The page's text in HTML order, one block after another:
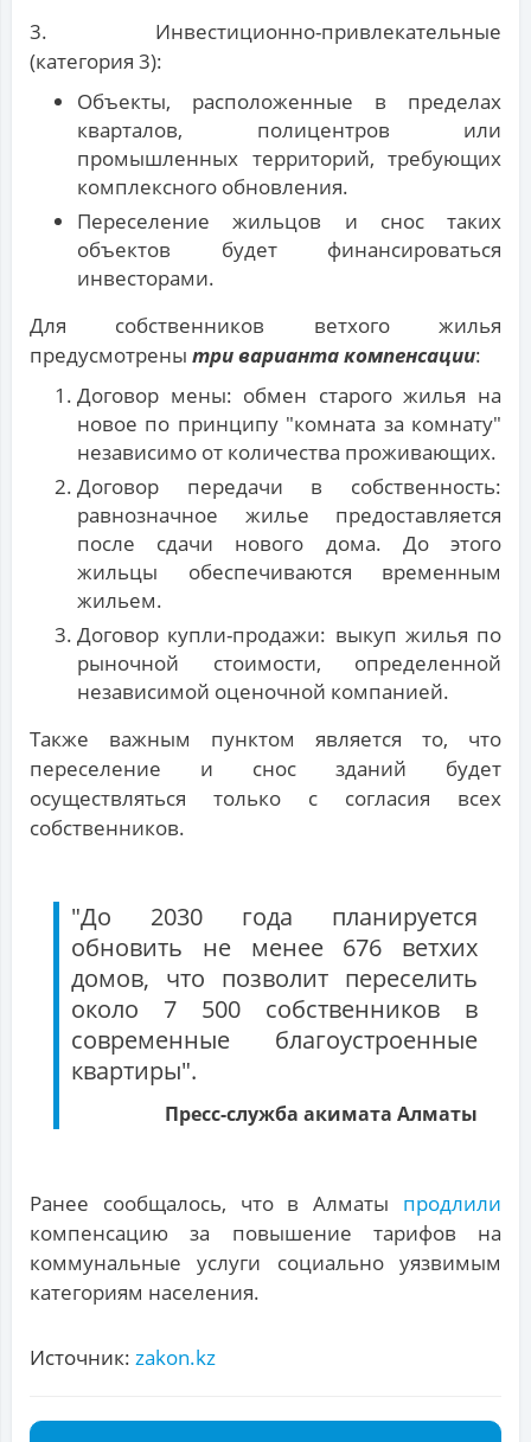
3. Инвестиционно-привлекательные
(категория 3):
Объекты, расположенные в пределах
кварталов, полицентров или
промышленных территорий, требующих
комплексного обновления.
Переселение жильцов и снос таких
объектов будет финансироваться
инвесторами.
Для собственников ветхого жилья
предусмотрены три варианта компенсации:
Договор мены: обмен старого жилья на
новое по принципу "комната за комнату"
независимо от количества проживающих.
Договор передачи в собственность:
равнозначное жилье предоставляется
после сдачи нового дома. До этого
жильцы обеспечиваются временным
жильем.
Договор купли-продажи: выкуп жилья по
рыночной стоимости, определенной
независимой оценочной компанией.
Также важным пунктом является то, что
переселение и снос зданий будет
осуществляться только с согласия всех
собственников.
"До 2030 года планируется
обновить не менее 676 ветхих
домов, что позволит переселить
около 7 500 собственников в
современные благоустроенные
квартиры".
Пресс-служба акимата Алматы
Ранее сообщалось, что в Алматы продлили
компенсацию за повышение тарифов на
коммунальные услуги социально уязвимым
категориям населения.
Источник: zakon.kz